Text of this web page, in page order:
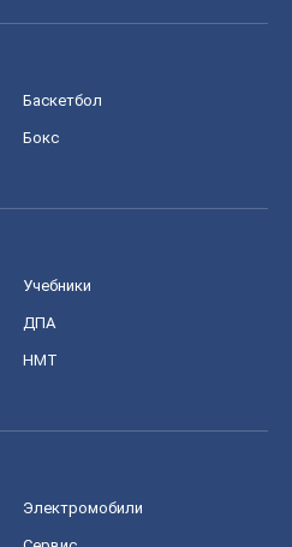
Баскетбол
Бокс
Учебники
ДПА
НМТ
Электромобили